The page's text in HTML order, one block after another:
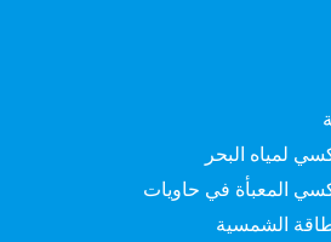
لمياه البحر
المعبأة في حاويات
الشمسية